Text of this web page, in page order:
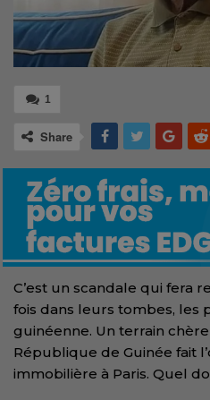
1
Share
C’est un scandale qui fera
fois dans leurs tombes, les
guinéenne. Un terrain
République de Guinée fait
immobilière à Paris. Quel